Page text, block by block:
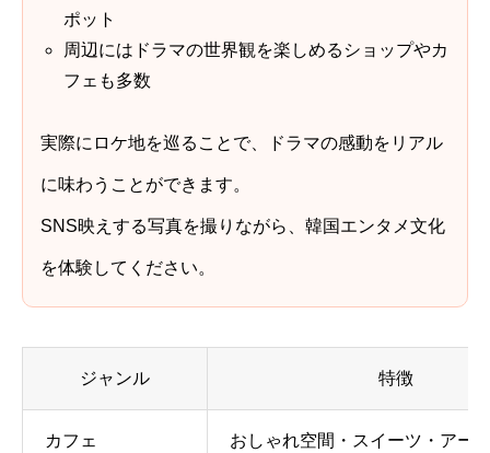
ポット
周辺にはドラマの世界観を楽しめるショップやカ
フェも多数
実際にロケ地を巡ることで、ドラマの感動をリアル
に味わうことができます。
SNS映えする写真を撮りながら、韓国エンタメ文化
を体験してください。
ジャンル 特徴
カフェ おしゃれ空間・スイーツ・アー